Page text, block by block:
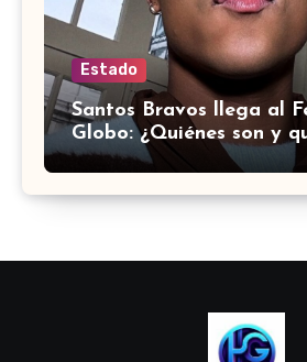
Estado
Santos Bravos llega al
Globo: ¿Quiénes son y
hacen?